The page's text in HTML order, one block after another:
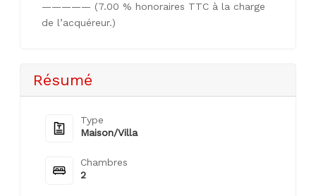
————— (7.00 % honoraires TTC à la charge
de l’acquéreur.)
Résumé
Type
Maison/Villa
Chambres
2